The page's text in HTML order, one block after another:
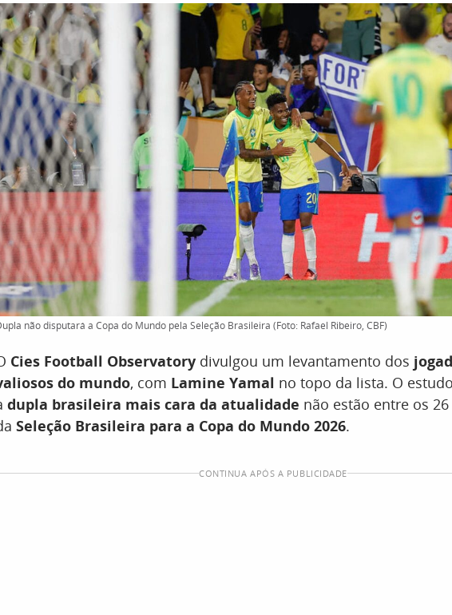
não disputará a Copa do Mundo pela Seleção Brasileira (Foto: Rafael Ribeiro, CBF)
Cies Football Observatory divulgou um levantamento dos
do mundo, com Lamine Yamal no topo da lista. O
dupla brasileira mais cara da atualidade não estão entre os
Seleção Brasileira para a Copa do Mundo 2026.
CONTINUA APÓS A PUBLICIDADE